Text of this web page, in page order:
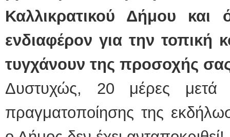
Καλλικρατικού Δήμου και
ενδιαφέρον για την τοπική
τυγχάνουν της προσοχής
Δυστυχώς, 20 μέρες μετά
πραγματοποίησης της